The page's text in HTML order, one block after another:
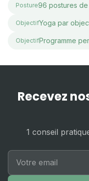
Posture96 postures
ObjectifYoga par
ObjectifProgramme
Recevez
1 conseil